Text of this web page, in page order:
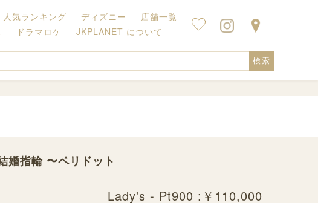
人気ランキング ディズニー
店舗一覧
ドラマロケ JKPLANET について
検索
指輪 〜ペリドット
Lady's - Pt900 :￥110,000